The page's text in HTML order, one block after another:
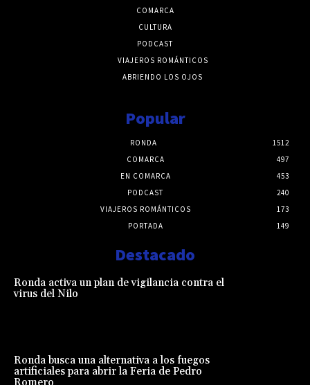
COMARCA
CULTURA
PODCAST
VIAJEROS ROMÁNTICOS
ABRIENDO LOS OJOS
Popular
RONDA
1512
COMARCA
497
EN COMARCA
453
PODCAST
240
VIAJEROS ROMÁNTICOS
173
PORTADA
149
Destacado
Ronda activa un plan de vigilancia contra el
virus del Nilo
Ronda busca una alternativa a los fuegos
artificiales para abrir la Feria de Pedro